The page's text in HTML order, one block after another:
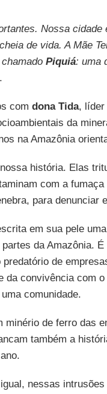
Nossa cidade
de vida. A Mãe
Piquiá: uma
com dona Tida, líder
da
na Amazônia
história. Elas
com a
para denunciar
em sua pele
da Amazônia.
de
da convivência com
comunidade.
minério de ferro das
também a
nessas